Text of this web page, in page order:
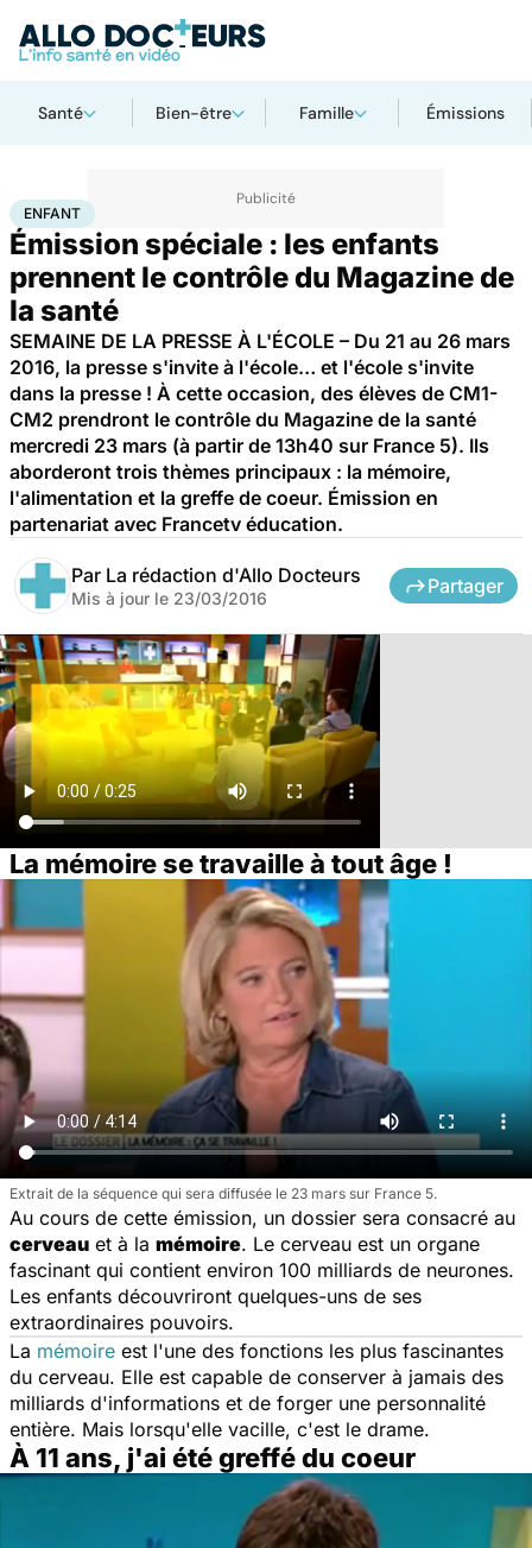
Santé Bien-être Famille Émissions
AccueilFamille
ENFANT
Émission spéciale : les enfants
prennent le contrôle du Magazine de
la santé
SEMAINE DE LA PRESSE À L'ÉCOLE – Du 21 au 26 mars
2016, la presse s'invite à l'école… et l'école s'invite
dans la presse ! À cette occasion, des élèves de CM1-
CM2 prendront le contrôle du Magazine de la santé
mercredi 23 mars (à partir de 13h40 sur France 5). Ils
aborderont trois thèmes principaux : la mémoire,
l'alimentation et la greffe de coeur. Émission en
partenariat avec Francetv éducation.
Par La rédaction d'Allo Docteurs
Mis à jour le 23/03/2016
Partager
La mémoire se travaille à tout âge !
Extrait de la séquence qui sera diffusée le 23 mars sur France 5.
Au cours de cette émission, un dossier sera consacré au
cerveau et à la mémoire. Le cerveau est un organe
fascinant qui contient environ 100 milliards de neurones.
Les enfants découvriront quelques-uns de ses
extraordinaires pouvoirs.
La mémoire est l'une des fonctions les plus fascinantes
du cerveau. Elle est capable de conserver à jamais des
milliards d'informations et de forger une personnalité
entière. Mais lorsqu'elle vacille, c'est le drame.
À 11 ans, j'ai été greffé du coeur